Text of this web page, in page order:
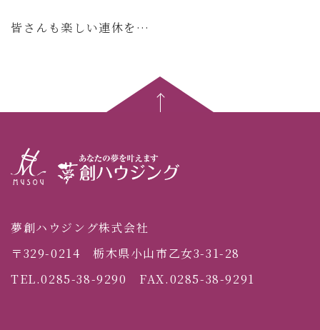
皆さんも楽しい連休を…
夢創ハウジング株式会社
〒329-0214 栃木県小山市乙女3-31-28
TEL.0285-38-9290 FAX.0285-38-9291